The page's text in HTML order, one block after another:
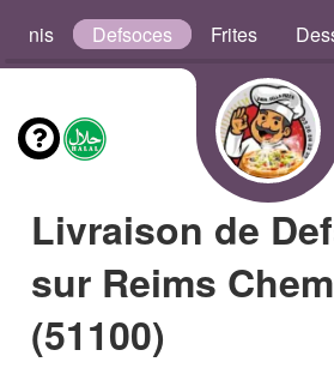
Defsoces Frites
Livraison de
sur Reims
(51100)